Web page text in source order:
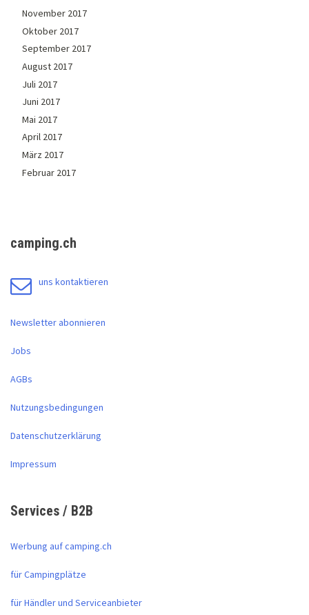
November 2017
Oktober 2017
September 2017
August 2017
Juli 2017
Juni 2017
Mai 2017
April 2017
März 2017
Februar 2017
camping.ch
uns kontaktieren
Newsletter abonnieren
Jobs
AGBs
Nutzungsbedingungen
Datenschutzerklärung
Impressum
Services / B2B
Werbung auf camping.ch
für Campingplätze
für Händler und Serviceanbieter